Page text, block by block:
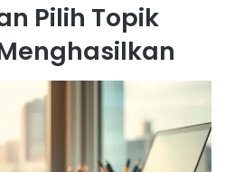
Pilih Topik